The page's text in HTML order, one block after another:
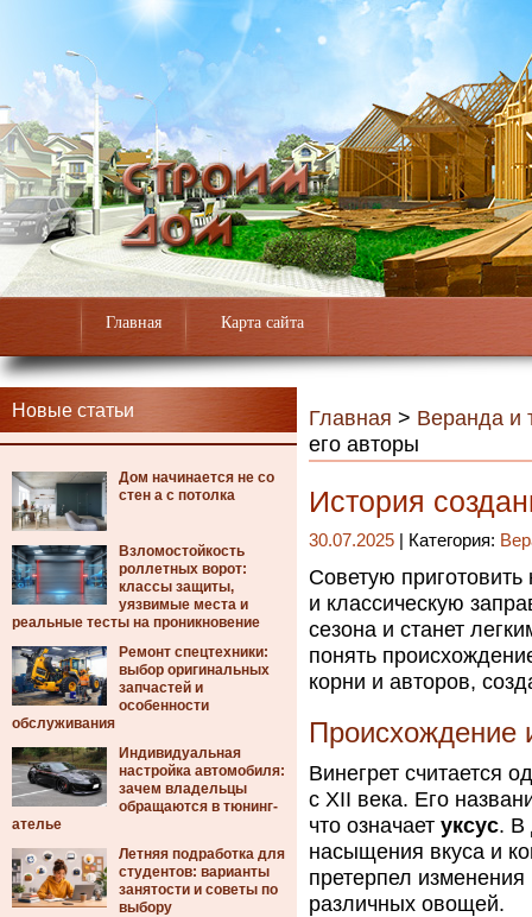
Главная Карта сайта
Новые статьи
Дом начинается не со
стен а с потолка
Взломостойкость
роллетных ворот:
классы защиты,
уязвимые места и
реальные тесты на проникновение
Ремонт спецтехники:
выбор оригинальных
запчастей и
особенности
обслуживания
Индивидуальная
настройка автомобиля:
зачем владельцы
обращаются в тюнинг-
ателье
Летняя подработка для
студентов: варианты
занятости и советы по
выбору
Главная > Веранда и
его авторы
История
30.07.2025 | Категория:
Советую
и классическую
сезона и станет
понять
корни и авторов,
Происхождение
Винегрет считается
с XII века. Его
что означает уксус. В
насыщения вкуса и
претерпел
различных овощей.